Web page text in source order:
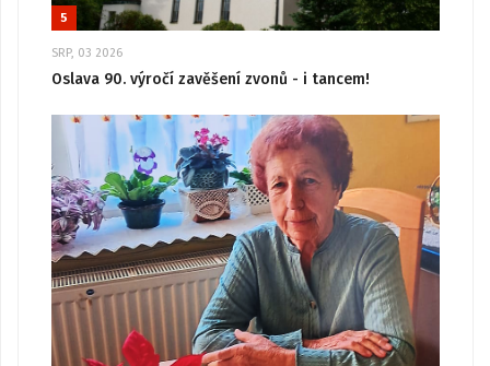
5
SRP, 03 2026
Oslava 90. výročí zavěšení zvonů - i tancem!